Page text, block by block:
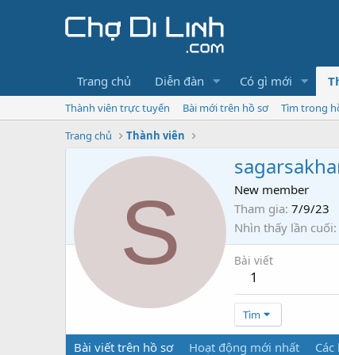
Trang chủ Diễn đàn Có gì mới
Thành viên trực tuyến Bài mới trên hồ sơ
Tìm trong
Trang chủ
Thành viên
S
New member
Tham gia 7/9/23
Nhìn thấy lần cuối
Bài viết
1
Tìm
Bài viết trên hồ sơ Hoạt động mới nhất